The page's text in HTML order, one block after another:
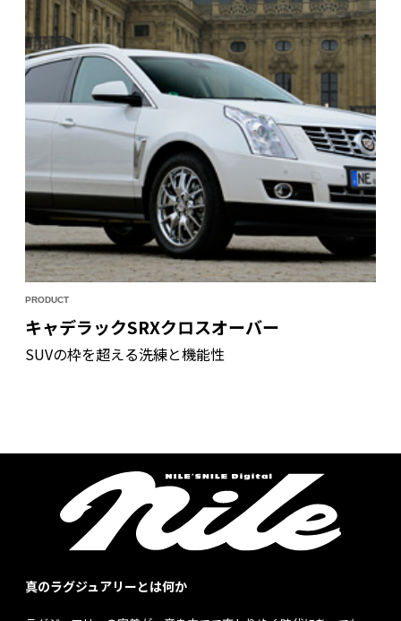
PRODUCT
キャデラックSRXクロスオーバー
SUVの枠を超える洗練と機能性
真のラグジュアリーとは何か